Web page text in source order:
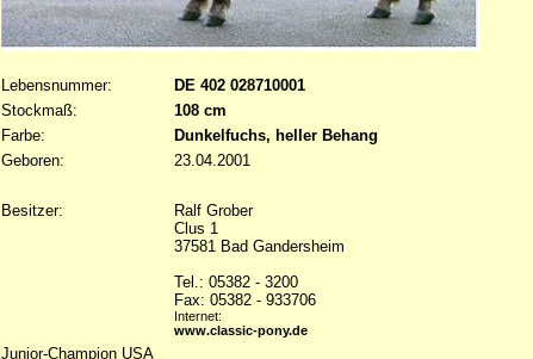
Lebensnummer:
DE 402 028710001
Stockmaß:
108 cm
Farbe:
Dunkelfuchs, heller Behang
Geboren:
23.04.2001
Besitzer:
Ralf Grober
Clus 1
37581 Bad Gandersheim
Tel.: 05382 - 3200
Fax: 05382 - 933706
Internet:
www.classic-pony.de
Junior-Champion USA